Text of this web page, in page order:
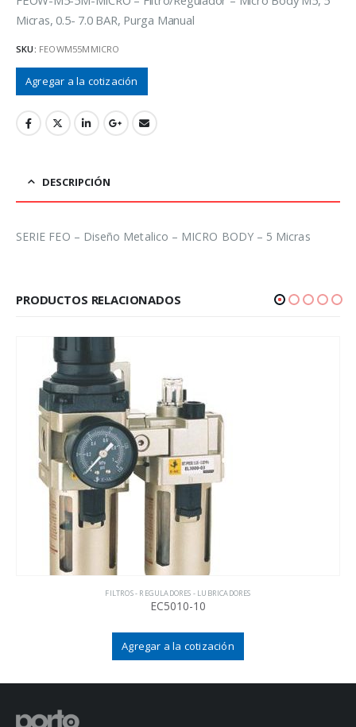
Micras, 0.5- 7.0 BAR, Purga Manual
SKU: FEOWM55MMICRO
Agregar a la cotización
DESCRIPCIÓN
SERIE FEO – Diseño Metalico – MICRO BODY – 5 Micras
PRODUCTOS RELACIONADOS
FILTROS - REGULADORES - LUBRICADORES
EC5010-10
Agregar a la cotización